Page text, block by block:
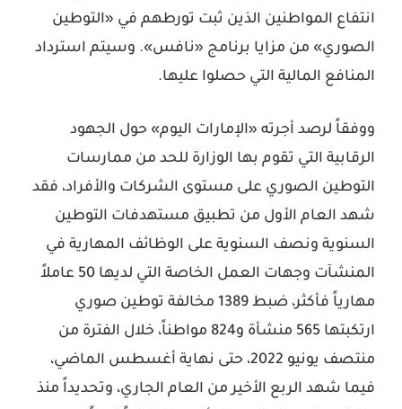
انتفاع المواطنين الذين ثبت تورطهم في «التوطين
الصوري» من مزايا برنامج «نافس». وسيتم استرداد
المنافع المالية التي حصلوا عليها.
ووفقاً لرصد أجرته «الإمارات اليوم» حول الجهود
الرقابية التي تقوم بها الوزارة للحد من ممارسات
التوطين الصوري على مستوى الشركات والأفراد، فقد
شهد العام الأول من تطبيق مستهدفات التوطين
السنوية ونصف السنوية على الوظائف المهارية في
المنشآت وجهات العمل الخاصة التي لديها 50 عاملاً
مهارياً فأكثر، ضبط 1389 مخالفة توطين صوري
ارتكبتها 565 منشأة و824 مواطناً، خلال الفترة من
منتصف يونيو 2022، حتى نهاية أغسطس الماضي،
فيما شهد الربع الأخير من العام الجاري، وتحديداً منذ